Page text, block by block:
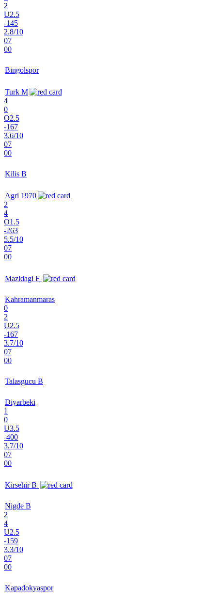
2
U2.5
-145
2.8/10
07
00
Bingolspor
Turk M
4
0
O2.5
-167
3.6/10
07
00
Kilis B
Agri 1970
2
4
O1.5
-263
5.5/10
07
00
Mazidagi F
Kahramanmaras
0
2
U2.5
-167
3.7/10
07
00
Talasgucu B
Diyarbeki
1
0
U3.5
-400
3.7/10
07
00
Kirsehir B
Nigde B
2
4
U2.5
-159
3.3/10
07
00
Kapadokyaspor